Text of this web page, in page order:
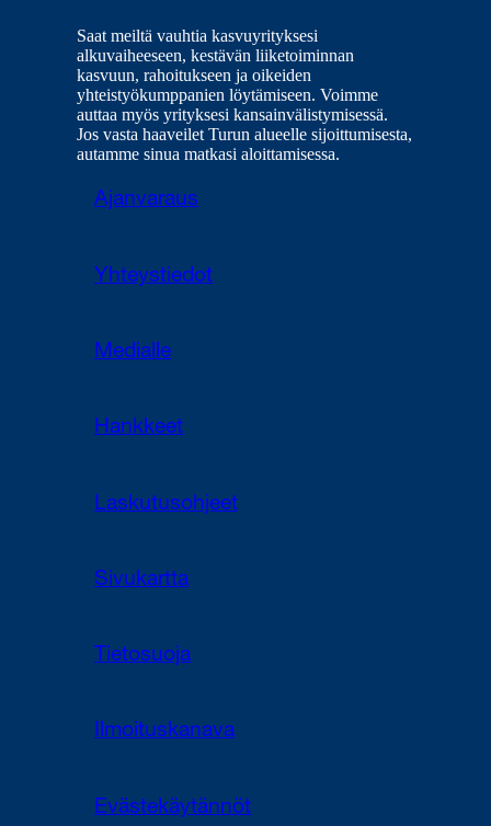
Saat meiltä vauhtia kasvuyrityksesi
alkuvaiheeseen, kestävän liiketoiminnan
kasvuun, rahoitukseen ja oikeiden
yhteistyökumppanien löytämiseen. Voimme
auttaa myös yrityksesi kansainvälistymisessä.
Jos vasta haaveilet Turun alueelle sijoittumisesta,
autamme sinua matkasi aloittamisessa.
Ajanvaraus
Yhteystiedot
Medialle
Hankkeet
Laskutusohjeet
Sivukartta
Tietosuoja
Ilmoituskanava
Evästekäytännöt